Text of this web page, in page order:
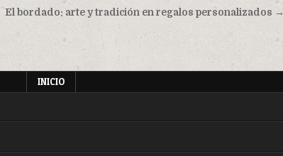
El bordado: arte y tradición en regalos personalizados →
INICIO